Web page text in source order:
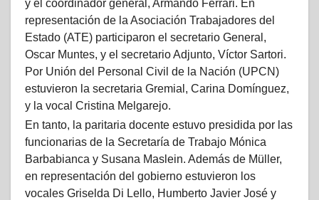
y el coordinador general, Armando Ferrari. En
representación de la Asociación Trabajadores del
Estado (ATE) participaron el secretario General,
Oscar Muntes, y el secretario Adjunto, Víctor Sartori.
Por Unión del Personal Civil de la Nación (UPCN)
estuvieron la secretaria Gremial, Carina Domínguez,
y la vocal Cristina Melgarejo.
En tanto, la paritaria docente estuvo presidida por las
funcionarias de la Secretaría de Trabajo Mónica
Barbabianca y Susana Maslein. Además de Müller,
en representación del gobierno estuvieron los
vocales Griselda Di Lello, Humberto Javier José y